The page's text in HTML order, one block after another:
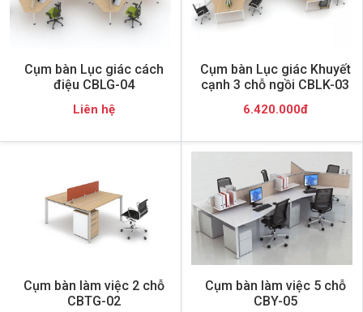
Cụm bàn Lục giác cách
điệu CBLG-04
Liên hệ
Cụm bàn Lục giác Khuyết
cạnh 3 chỗ ngồi CBLK-03
6.420.000đ
Cụm bàn làm việc 2 chỗ
CBTG-02
Cụm bàn làm việc 5 chỗ
CBY-05